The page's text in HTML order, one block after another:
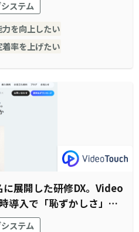
ステム
を向上したい
率を上げたい
展開した研修DX。Video
導入で「恥ずかしさ」と
ステム